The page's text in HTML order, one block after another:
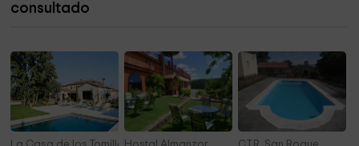
consultado